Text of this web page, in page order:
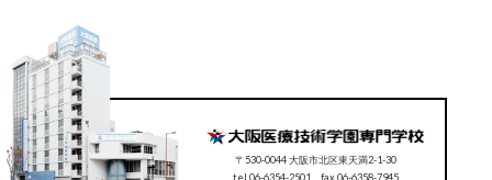
〒530-0044 大阪市北区東天満2-1-30